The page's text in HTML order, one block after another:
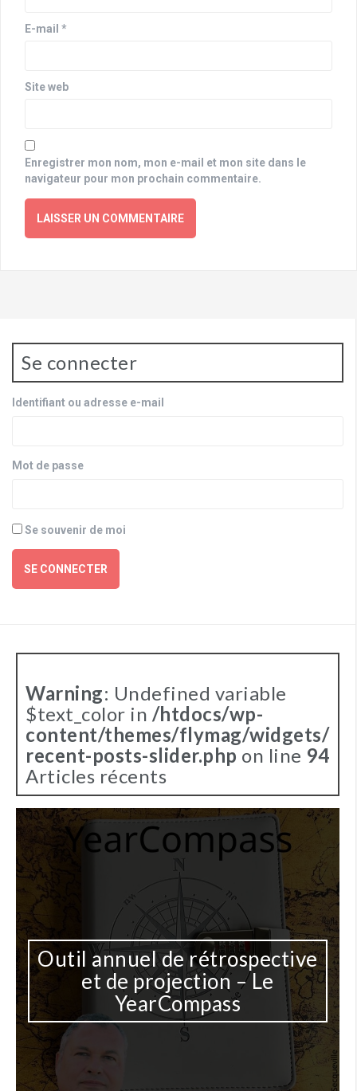
E-mail *
Site web
Enregistrer mon nom, mon e-mail et mon site dans le
navigateur pour mon prochain commentaire.
Se connecter
Identifiant ou adresse e-mail
Mot de passe
Se souvenir de moi
SE CONNECTER
Warning: Undefined variable
$text_color in /htdocs/wp-
content/themes/flymag/widgets/
recent-posts-slider.php on line 94
Articles récents
Outil annuel de rétrospective
et de projection – Le
YearCompass